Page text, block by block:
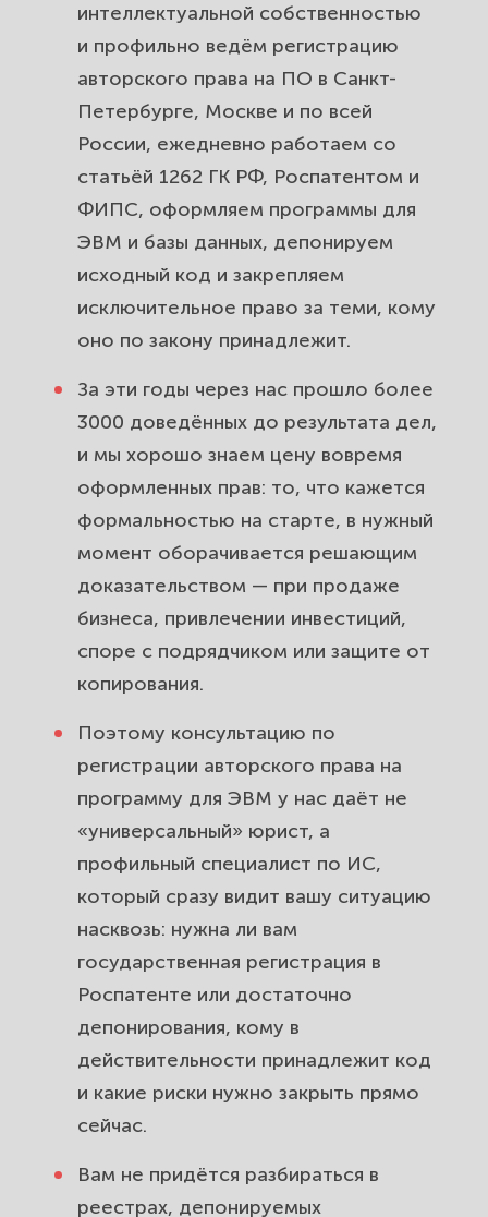
Ошибки самостоятельной
регистрации программы для ЭВМ:
где «сделать самому» обходится
дороже.
Стоимость и сроки регистрации
авторского права на программу:
ведём до свидетельства без
вашего участия.
интеллектуальной собственностью
и профильно ведём регистрацию
авторского права на ПО в Санкт-
Петербурге, Москве и по всей
России, ежедневно работаем со
статьёй 1262 ГК РФ, Роспатентом и
ФИПС, оформляем программы для
ЭВМ и базы данных, депонируем
исходный код и закрепляем
исключительное право за теми, кому
оно по закону принадлежит.
За эти годы через нас прошло более
3000 доведённых до результата дел,
и мы хорошо знаем цену вовремя
оформленных прав: то, что кажется
формальностью на старте, в нужный
момент оборачивается решающим
доказательством — при продаже
бизнеса, привлечении инвестиций,
споре с подрядчиком или защите от
копирования.
Поэтому консультацию по
регистрации авторского права на
программу для ЭВМ у нас даёт не
«универсальный» юрист, а
профильный специалист по ИС,
который сразу видит вашу ситуацию
насквозь: нужна ли вам
государственная регистрация в
Роспатенте или достаточно
депонирования, кому в
действительности принадлежит код
и какие риски нужно закрыть прямо
сейчас.
Вам не придётся разбираться в
реестрах, депонируемых